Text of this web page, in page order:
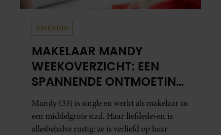
VRIENDIN
MAKELAAR MANDY
WEEKOVERZICHT: EEN
SPANNENDE ONTMOETING
EN JUDITHS GROTE
RELATIETEST
Mandy (33) is single en werkt als makelaar in
een middelgrote stad. Haar liefdesleven is
allesbehalve rustig: ze is verliefd op haar